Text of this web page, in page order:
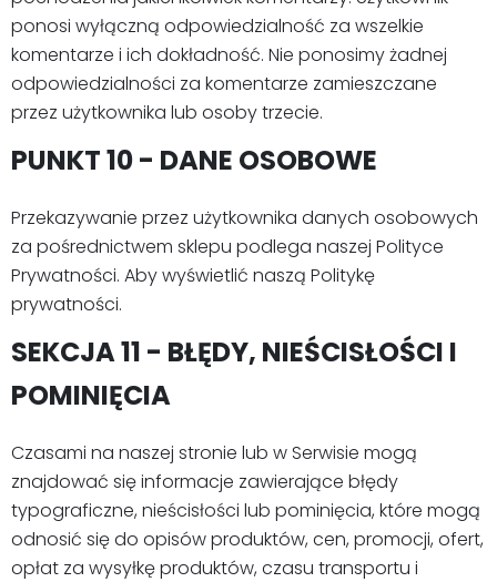
ponosi wyłączną odpowiedzialność za wszelkie
komentarze i ich dokładność. Nie ponosimy żadnej
odpowiedzialności za komentarze zamieszczane
przez użytkownika lub osoby trzecie.
PUNKT 10 - DANE OSOBOWE
Przekazywanie przez użytkownika danych osobowych
za pośrednictwem sklepu podlega naszej Polityce
Prywatności. Aby wyświetlić naszą Politykę
prywatności.
SEKCJA 11 - BŁĘDY, NIEŚCISŁOŚCI I
POMINIĘCIA
Czasami na naszej stronie lub w Serwisie mogą
znajdować się informacje zawierające błędy
typograficzne, nieścisłości lub pominięcia, które mogą
odnosić się do opisów produktów, cen, promocji, ofert,
opłat za wysyłkę produktów, czasu transportu i